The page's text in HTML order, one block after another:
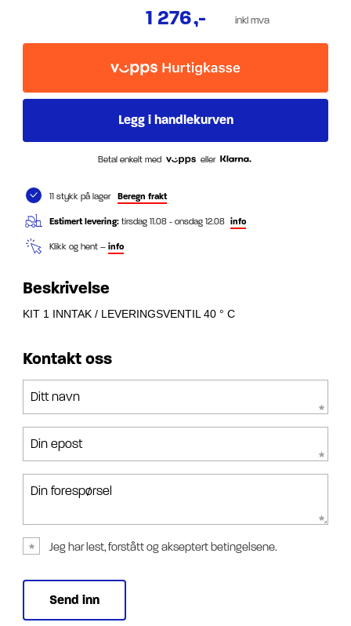
1 276,- inkl mva
Betal enkelt med eller
11 stykk på lager Beregn frakt
Estimert levering: tirsdag 11.08 - onsdag 12.08 info
Klikk og hent – info
Beskrivelse
KIT 1 INNTAK / LEVERINGSVENTIL 40 ° C
Kontakt oss
Ditt navn
Din epost
Din forespørsel
Jeg har lest, forstått og akseptert betingelsene.